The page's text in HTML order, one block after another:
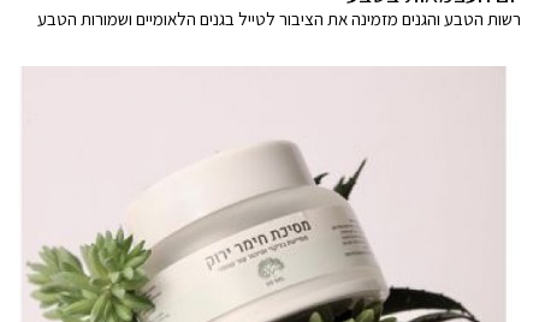
רשות הטבע והגנים מזמינה את הציבור לטייל בגנים הלאומיים ושמורות הטבע